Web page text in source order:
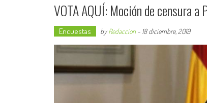
VOTA AQUÍ: Moción de censura a
Encuestas byRedaccion - 18 diciembre, 2019